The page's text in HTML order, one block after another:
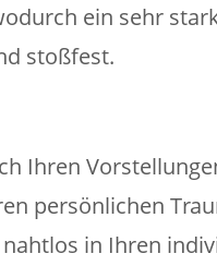
ein sehr
stoßfest.
Ihren
persönlichen
in Ihren